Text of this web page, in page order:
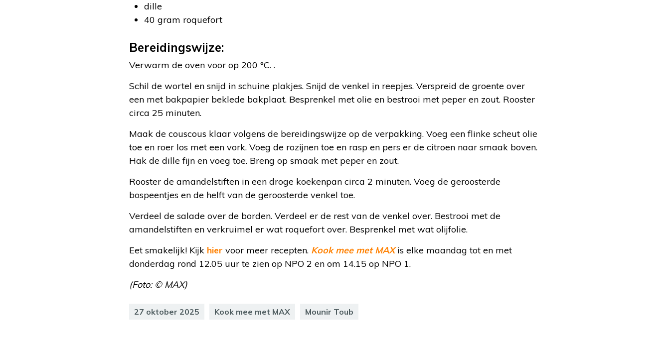
dille
40 gram roquefort
Bereidingswijze:
Verwarm de oven voor op 200 °C. .
Schil de wortel en snijd in schuine plakjes. Snijd de venkel in reepjes. Verspreid de groente over
een met bakpapier beklede bakplaat. Besprenkel met olie en bestrooi met peper en zout. Rooster
circa 25 minuten.
Maak de couscous klaar volgens de bereidingswijze op de verpakking. Voeg een flinke scheut olie
toe en roer los met een vork. Voeg de rozijnen toe en rasp en pers er de citroen naar smaak boven.
Hak de dille fijn en voeg toe. Breng op smaak met peper en zout.
Rooster de amandelstiften in een droge koekenpan circa 2 minuten. Voeg de geroosterde
bospeentjes en de helft van de geroosterde venkel toe.
Verdeel de salade over de borden. Verdeel er de rest van de venkel over. Bestrooi met de
amandelstiften en verkruimel er wat roquefort over. Besprenkel met wat olijfolie.
Eet smakelijk! Kijk hier voor meer recepten. Kook mee met MAXis elke maandag tot en met
donderdag rond 12.05 uur te zien op NPO 2 en om 14.15 op NPO 1.
(Foto: © MAX)
27 oktober 2025 Kook mee met MAX Mounir Toub